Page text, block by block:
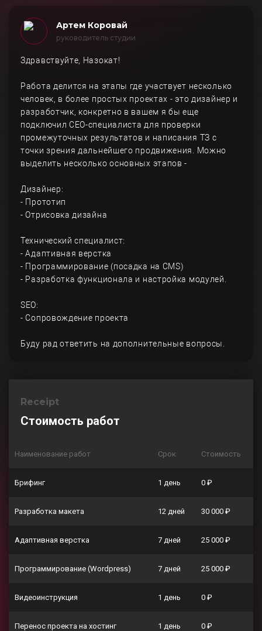
Артем Коровай
руководитель студии
Здравствуйте, Назокат!
Работа делится на этапы где участвует несколько
человек, в более простых проектах - это дизайнер и
разработчик, конкретно в вашем я бы еще
подключил СЕО-специалиста для проверки
промежуточных результатов и написания ТЗ с
точки зрения дальнейшего продвижения. Можно
выделить несколько основных этапов -
Дизайнер:
- Прототип
- Отрисовка дизайна
Технический специалист:
- Адаптивная верстка
- Программирование (посадка на CMS)
- Разработка функционала и настройка модулей.
SEO:
- Сопровождение проекта
Буду рад ответить на дополнительные вопросы.
Receipt
Стоимость работ
Наименование работ Срок Стоимость
Брифинг 1 день 0 ₽
Разработка макета 12 дней 30 000 ₽
Адаптивная верстка 7 дней 25 000 ₽
Программирование (Wordpress) 7 дней 25 000 ₽
Видеоинструкция 1 день 0 ₽
Перенос проекта на хостинг 1 день 0 ₽